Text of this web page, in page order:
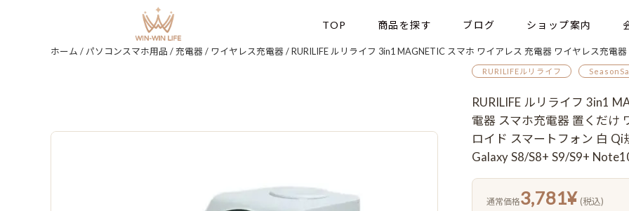
TOP 商品を探す ブログ ショップ案内
ホーム / パソコンスマホ用品 /充電器/ ワイヤレス充電器/ RURILIFE ルリライフ 3in1 MAGNETIC スマホ ワイアレス 充電器 ワイヤレス充電器 スマホ充電器 置くだけ ワイヤレス 置くだけ充電器 スマホスタ
RURILIFEルリライフ
RURILIFE ルリライフ 3in1
電器 スマホ充電器 置くだけ
ロイド スマートフォン 白
Galaxy S8/S8+ S9/S9+
通常価格3,781¥ (税込)